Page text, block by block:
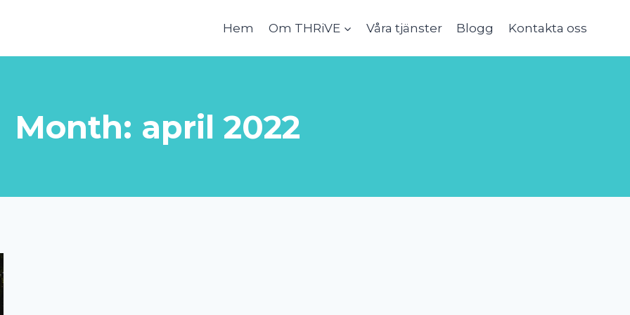
Hem Om THRiVE Våra tjänster Blogg Kontakta oss
Month: april 2022